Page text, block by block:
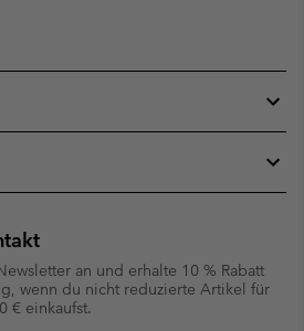
an und erhalte 10 % Rabatt
wenn du nicht reduzierte Artikel für
€ einkaufst.